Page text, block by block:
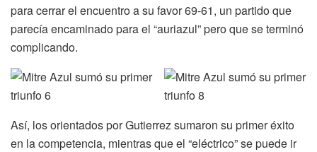
para cerrar el encuentro a su favor 69-61, un partido que
parecía encaminado para el “auriazul” pero que se terminó
complicando.
Así, los orientados por Gutierrez sumaron su primer éxito
en la competencia, mientras que el “eléctrico” se puede ir